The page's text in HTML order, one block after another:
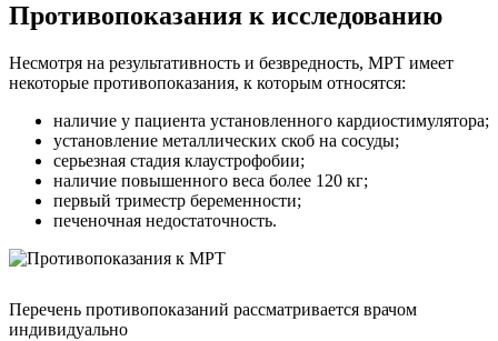
Противопоказания к исследованию
Несмотря на результативность и безвредность, МРТ имеет
некоторые противопоказания, к которым относятся:
наличие у пациента установленного кардиостимулятора;
установление металлических скоб на сосуды;
серьезная стадия клаустрофобии;
наличие повышенного веса более 120 кг;
первый триместр беременности;
печеночная недостаточность.
Перечень противопоказаний рассматривается врачом
индивидуально